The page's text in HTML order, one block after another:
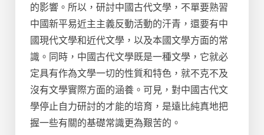
的影響。所以，研討中國古代文學，不單要熟習
中國新平易近主主義反動活動的汗青，還要有中
國現代文學和近代文學，以及本國文學方面的常
識。同時，中國古代文學既是一種文學，它就必
定具有作為文學一切的性質和特色，就不克不及
沒有文學實際方面的涵養。可見，對中國古代文
學停止自力研討的才能的培育，是遠比純真地把
握一些有關的基礎常識更為艱苦的。